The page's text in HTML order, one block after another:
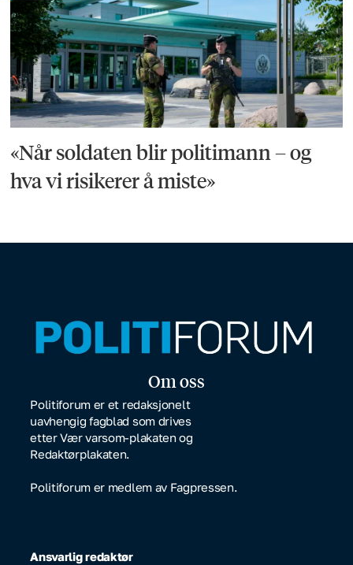
«Når soldaten blir politimann – og
hva vi risikerer å miste»
Om oss
Politiforum er et redaksjonelt
uavhengig fagblad som drives
etter Vær varsom-plakaten og
Redaktørplakaten.
Politiforum er medlem av Fagpressen.
Ansvarlig redaktør